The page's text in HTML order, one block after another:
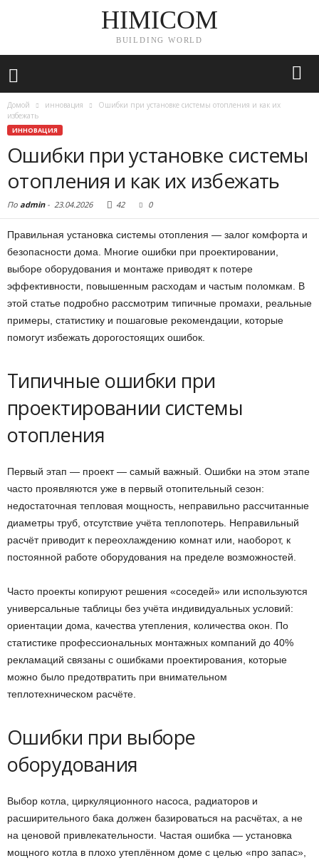
HIMICOM
BUILDING WORLD
Домой инновация
Ошибки при установке системы отопления и как их
избежать
ИННОВАЦИЯ
Ошибки при установке системы
отопления и как их избежать
По admin- 23.04.2026 42 0
Правильная установка системы отопления — залог комфорта и
безопасности дома. Многие ошибки при проектировании,
выборе оборудования и монтаже приводят к потере
эффективности, повышенным расходам и частым поломкам. В
этой статье подробно рассмотрим типичные промахи, реальные
примеры, статистику и пошаговые рекомендации, которые
помогут избежать дорогостоящих ошибок.
Типичные ошибки при
проектировании системы
отопления
Первый этап — проект — самый важный. Ошибки на этом этапе
часто проявляются уже в первый отопительный сезон:
недостаточная тепловая мощность, неправильно рассчитанные
диаметры труб, отсутствие учёта теплопотерь. Неправильный
расчёт приводит к переохлаждению комнат или, наоборот, к
постоянной работе оборудования на пределе возможностей.
Часто проекты копируют решения «соседей» или используются
универсальные таблицы без учёта индивидуальных условий:
ориентации дома, качества утепления, количества окон. По
статистике профессиональных монтажных компаний до 40%
рекламаций связаны с ошибками проектирования, которые
можно было предотвратить при внимательном
теплотехническом расчёте.
Ошибки при выборе
оборудования
Выбор котла, циркуляционного насоса, радиаторов и
расширительного бака должен базироваться на расчётах, а не
на ценовой привлекательности. Частая ошибка — установка
мощного котла в плохо утеплённом доме с целью «про запас»,